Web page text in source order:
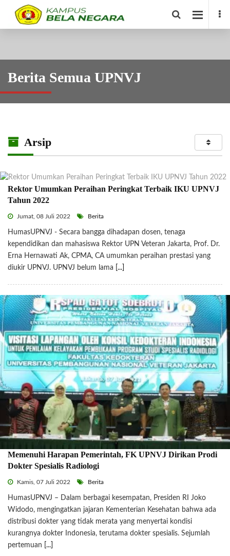
Berita Semua UPNVJ
Arsip
Rektor Umumkan Peraihan Peringkat Terbaik IKU UPNVJ
Tahun 2022
Jumat, 08 Juli 2022 Berita
HumasUPNVJ - Secara bangga dihadapan dosen, tenaga
kependidikan dan mahasiswa Rektor UPN Veteran Jakarta, Prof. Dr.
Erna Hernawati Ak, CPMA, CA umumkan peraihan prestasi yang
diukir UPNVJ. UPNVJ belum lama
[...]
Memenuhi Harapan Pemerintah, FK UPNVJ Dirikan Prodi
Dokter Spesialis Radiologi
Kamis, 07 Juli 2022 Berita
HumasUPNVJ – Dalam berbagai kesempatan, Presiden RI Joko
Widodo, mengingatkan jajaran Kementerian Kesehatan bahwa ada
distribusi dokter yang tidak merata yang menyertai kondisi
kurangnya dokter Indonesia, terutama dokter spesialis. Sejumlah
pertemuan
[...]